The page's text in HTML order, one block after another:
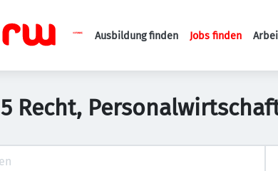
Ausbildung finden Jobs finden
5 Recht,